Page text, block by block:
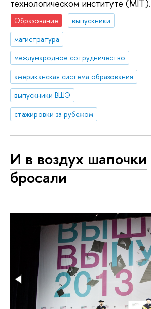
технологическом институте (MIT).
Образование
выпускники
магистратура
международное сотрудничество
американская система образования
выпускники ВШЭ
стажировки за рубежом
И в воздух шапочки
бросали